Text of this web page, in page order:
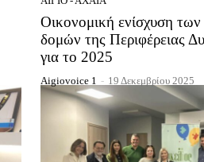
Οικονομική ενίσχυση
δομών της Περιφέρειας
για το 2025
Aigiovoice 1 - 19 Δεκεμβρίου 2025